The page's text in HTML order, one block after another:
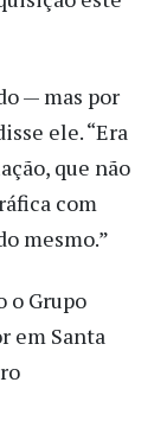
— mas por
ele. “Era
que não
com
mesmo.”
o Grupo
em Santa